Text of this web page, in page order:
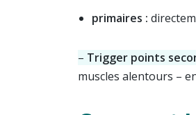
primaires :
– Trigger points
muscles alentours –